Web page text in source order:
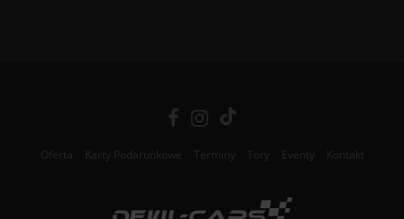
Oferta Karty Podarunkowe Terminy Tory Eventy Kontakt